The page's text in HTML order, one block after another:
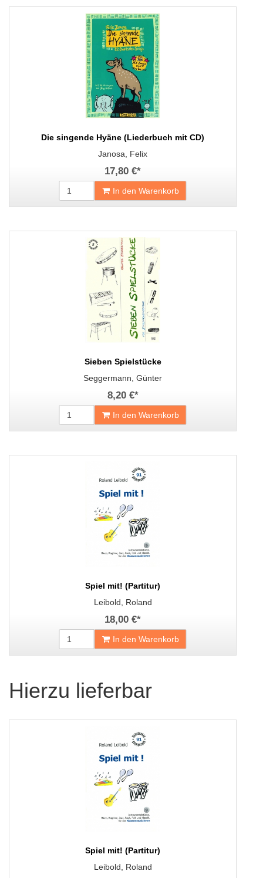
Die singende Hyäne (Liederbuch mit CD)
Janosa, Felix
17,80 €*
In den Warenkorb
Sieben Spielstücke
Seggermann, Günter
8,20 €*
In den Warenkorb
Spiel mit! (Partitur)
Leibold, Roland
18,00 €*
In den Warenkorb
Hierzu lieferbar
Spiel mit! (Partitur)
Leibold, Roland